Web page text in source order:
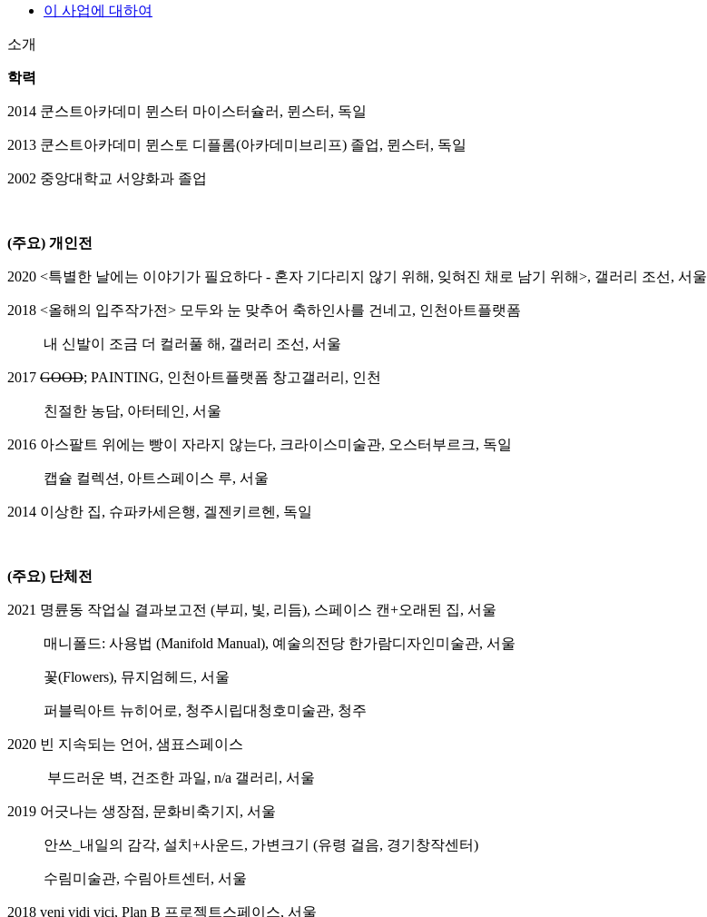
이 사업에 대하여
소개
학력
2014 쿤스트아카데미 뮌스터 마이스터슐러, 뮌스터, 독일
2013 쿤스트아카데미 뮌스토 디플롬(아카데미브리프) 졸업, 뮌스터, 독일
2002 중앙대학교 서양화과 졸업
(주요) 개인전
2020 <특별한 날에는 이야기가 필요하다 - 혼자 기다리지 않기 위해, 잊혀진 채로 남기 위해>, 갤러리 조선, 서울
2018 <올해의 입주작가전> 모두와 눈 맞추어 축하인사를 건네고, 인천아트플랫폼
내 신발이 조금 더 컬러풀 해, 갤러리 조선, 서울
2017 GOOD; PAINTING, 인천아트플랫폼 창고갤러리, 인천
친절한 농담, 아터테인, 서울
2016 아스팔트 위에는 빵이 자라지 않는다, 크라이스미술관, 오스터부르크, 독일
캡슐 컬렉션, 아트스페이스 루, 서울
2014 이상한 집, 슈파카세은행, 겔젠키르헨, 독일
(주요) 단체전
2021 명륜동 작업실 결과보고전 (부피, 빛, 리듬), 스페이스 캔+오래된 집, 서울
매니폴드: 사용법 (Manifold Manual), 예술의전당 한가람디자인미술관, 서울
꽃(Flowers), 뮤지엄헤드, 서울
퍼블릭아트 뉴히어로, 청주시립대청호미술관, 청주
2020 빈 지속되는 언어, 샘표스페이스
부드러운 벽, 건조한 과일, n/a 갤러리, 서울
2019 어긋나는 생장점, 문화비축기지, 서울
안쓰_내일의 감각, 설치+사운드, 가변크기 (유령 걸음, 경기창작센터)
수림미술관, 수림아트센터, 서울
2018 veni vidi vici, Plan B 프로젝트스페이스, 서울